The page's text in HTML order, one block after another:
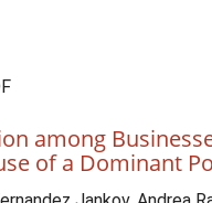
among
of a Dominant